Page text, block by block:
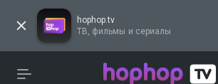
hophop.tv
ТВ, фильмы и сериалы